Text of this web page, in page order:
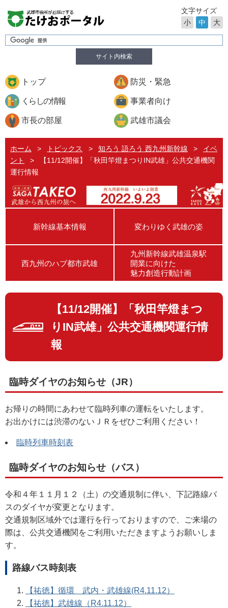
サイト内検索
文字サイズ
小
中 大
トップ 防災・緊急
くらしの情報 事業者向け
市長の部屋 武雄市議会
ホーム > トピックス > 知ろう 語ろう 西九州新幹線 >
イベ
ント
>
【11/12開催】「秋田竿燈まつりIN武雄」公共交通機関
運行情報
新幹線基本情報 変わりゆく武雄の姿
西九州のハブ都市武雄
九州新幹線武雄温泉駅
開業に向けた
魅力創造行動計画
【11/12開催】「秋田竿燈まつ
りIN武雄」公共交通機関運行情
報
臨時ダイヤのお知らせ（JR）
お帰りの時間にあわせて臨時列車の運転をいたします。
お出かけには渋滞のないＪＲをぜひご利用ください！
臨時列車時刻表
臨時ダイヤのお知らせ（バス）
令和４年１１月１２（土）の交通規制に伴い、下記路線バ
スのダイヤが変更となります。
交通規制区域外では運行を行っておりますので、ご来場の
際は、公共交通機関をご利用いただきますようお願いしま
す。
路線バス時刻表
【祐徳】循環 武内・武雄線(R4.11.12）
【祐徳】武雄線（R4.11.12）